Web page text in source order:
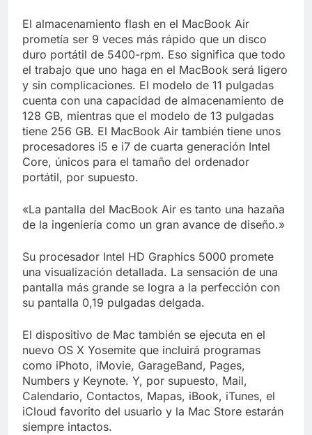
El almacenamiento flash en el MacBook Air
prometía ser 9 veces más rápido que un disco
duro portátil de 5400-rpm. Eso significa que todo
el trabajo que uno haga en el MacBook será ligero
y sin complicaciones. El modelo de 11 pulgadas
cuenta con una capacidad de almacenamiento de
128 GB, mientras que el modelo de 13 pulgadas
tiene 256 GB. El MacBook Air también tiene unos
procesadores i5 e i7 de cuarta generación Intel
Core, únicos para el tamaño del ordenador
portátil, por supuesto.
«La pantalla del MacBook Air es tanto una hazaña
de la ingeniería como un gran avance de diseño.»
Su procesador Intel HD Graphics 5000 promete
una visualización detallada. La sensación de una
pantalla más grande se logra a la perfección con
su pantalla 0,19 pulgadas delgada.
El dispositivo de Mac también se ejecuta en el
nuevo OS X Yosemite que incluirá programas
como iPhoto, iMovie, GarageBand, Pages,
Numbers y Keynote. Y, por supuesto, Mail,
Calendario, Contactos, Mapas, iBook, iTunes, el
iCloud favorito del usuario y la Mac Store estarán
siempre intactos.